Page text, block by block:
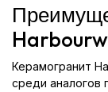
Керамогранит
среди аналогов